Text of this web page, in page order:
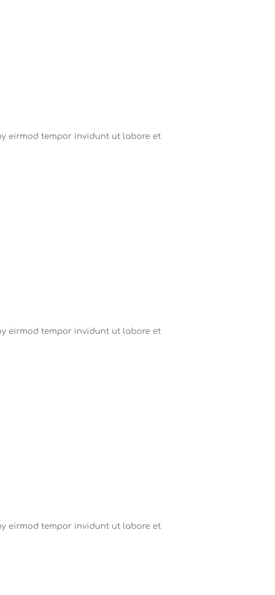
eirmod tempor invidunt ut labore et
eirmod tempor invidunt ut labore et
eirmod tempor invidunt ut labore et